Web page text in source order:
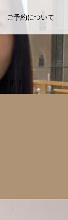
ご予約について
す！」